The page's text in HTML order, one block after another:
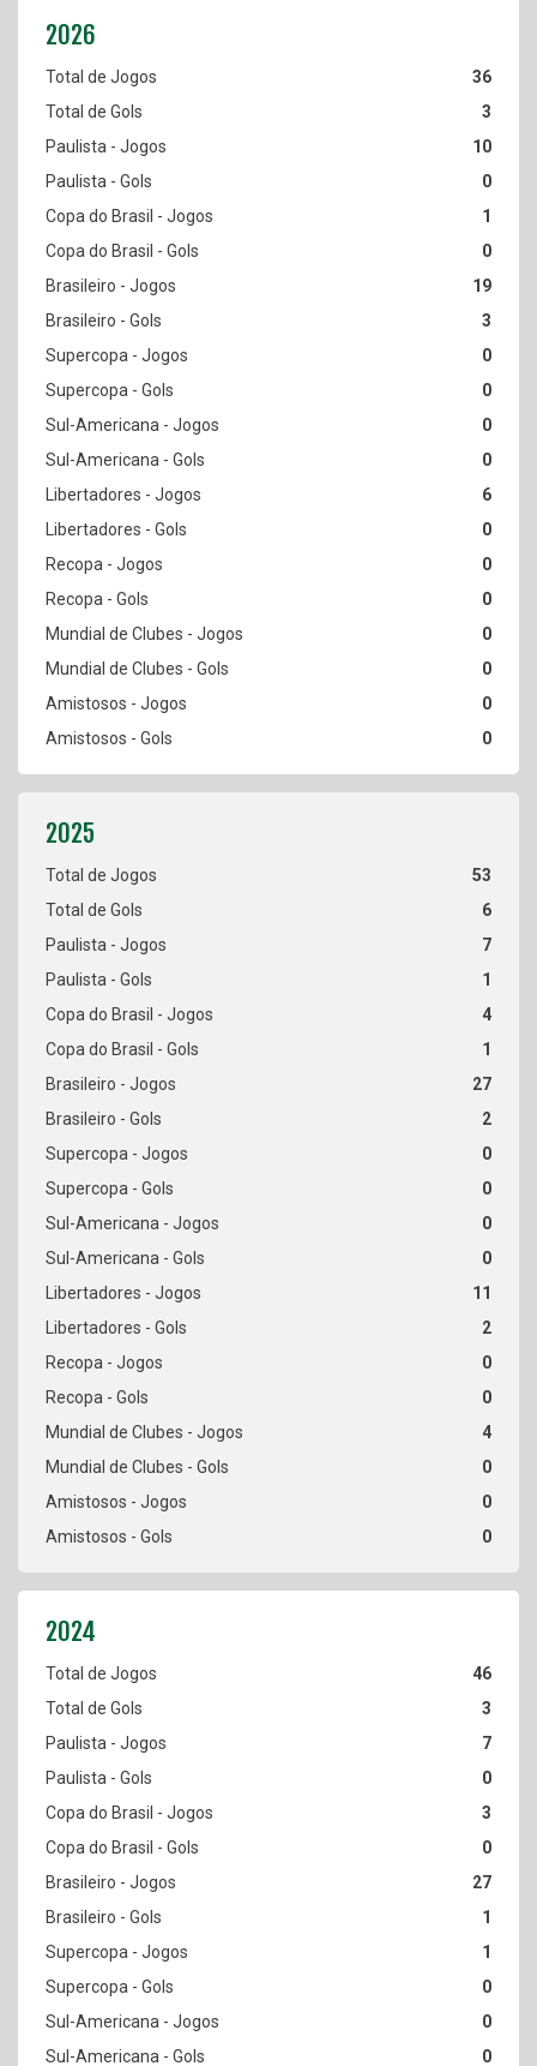
36
3
10
0
1
0
19
3
0
0
0
0
6
0
0
0
0
0
0
0
53
6
7
1
4
1
27
2
0
0
0
0
11
2
0
0
4
0
0
0
46
3
7
0
3
0
27
1
1
0
0
0